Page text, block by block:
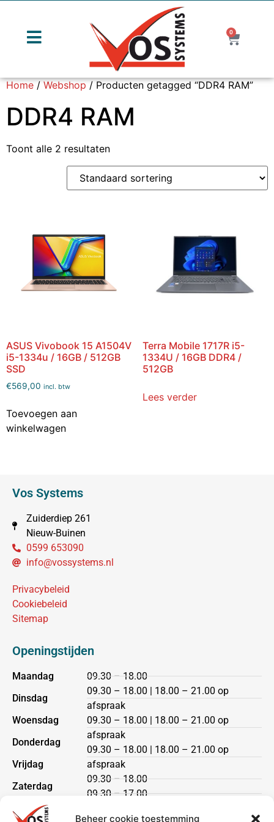
Beheer cookie toestemming
0
Home/Webshop/ Producten getagged “DDR4 RAM”
DDR4 RAM
Toont alle 2 resultaten
ASUS Vivobook 15 A1504V
i5-1334u / 16GB / 512GB
SSD
€569,00 incl. btw
Toevoegen aan
winkelwagen
Terra Mobile 1717R i5-
1334U / 16GB DDR4 /
512GB
Lees verder
Vos Systems
Zuiderdiep 261
Nieuw-Buinen
0599 653090
info@vossystems.nl
Privacybeleid
Cookiebeleid
Sitemap
Openingstijden
Maandag
Dinsdag
Woensdag
Donderdag
Vrijdag
Zaterdag
Zondag
09.30 – 18.00
09.30 – 18.00 | 18.00 – 21.00 op
afspraak
09.30 – 18.00 | 18.00 – 21.00 op
afspraak
09.30 – 18.00 | 18.00 – 21.00 op
afspraak
09.30 – 18.00
09.30 – 17.00